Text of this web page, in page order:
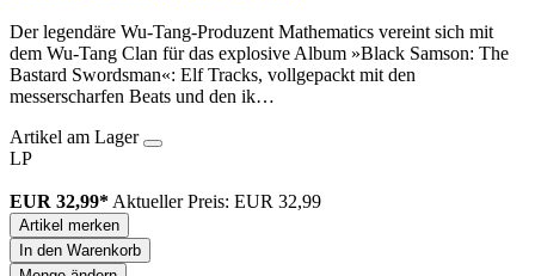
Der legendäre Wu-Tang-Produzent Mathematics vereint sich mit
dem Wu-Tang Clan für das explosive Album »Black Samson: The
Bastard Swordsman«: Elf Tracks, vollgepackt mit den
messerscharfen Beats und den ik…
Artikel am Lager
LP
EUR 32,99* Aktueller Preis: EUR 32,99
Artikel merken
In den Warenkorb